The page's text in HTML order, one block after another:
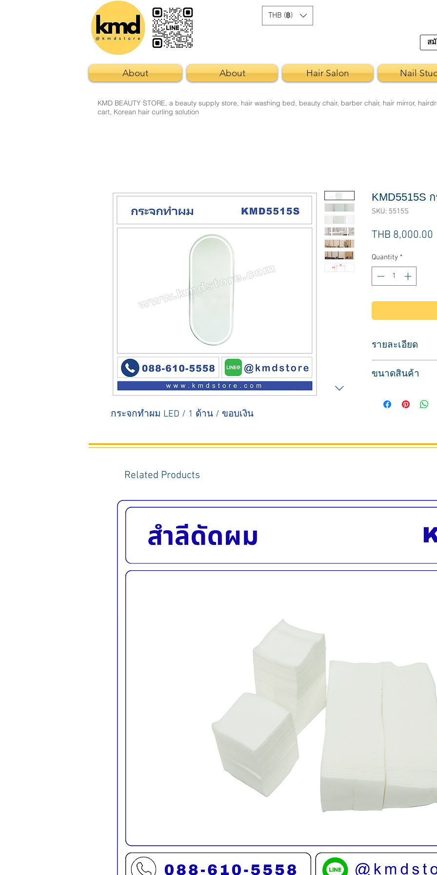
THB (฿)
ส
About About Hair Salon Nail
KMD BEAUTY STORE, a beauty supply store, hair washing bed, beauty chair, barber chair, hair mirror,
cart, Korean hair curling solution
กระจกทำผม LED / 1 ด้าน / ขอบเงิน
KMD5515S
SKU: 5515S
THB 8,000.00
Quantity *
รายละเอียด
ขอบสีเงิน สีดำ หรือ
กระจกทรงโค้ง ดีไซ
ขนาดสินค้า
กว้าง 70 ซม.
Related Products